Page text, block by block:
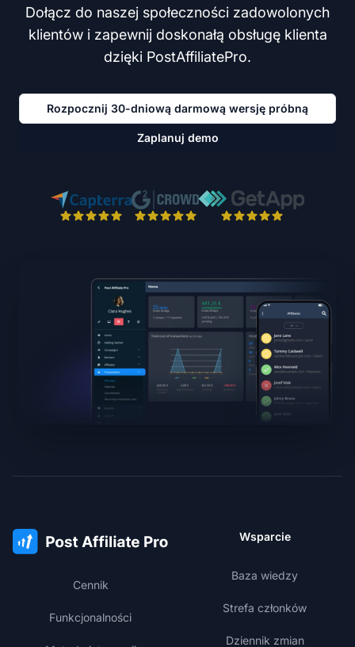
Dołącz do naszej społeczności zadowolonych
klientów i zapewnij doskonałą obsługę klienta
dzięki PostAffiliatePro.
Rozpocznij 30-dniową darmową wersję próbną
Zaplanuj demo
Cennik
Funkcjonalności
Wsparcie
Baza wiedzy
Strefa członków
Dziennik zmian